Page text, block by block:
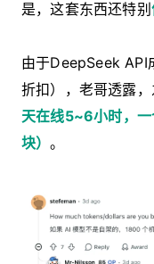
是，这套东西还特别
由于DeepSeek API
折扣），老哥透露
天在线5~6小时，
块）。